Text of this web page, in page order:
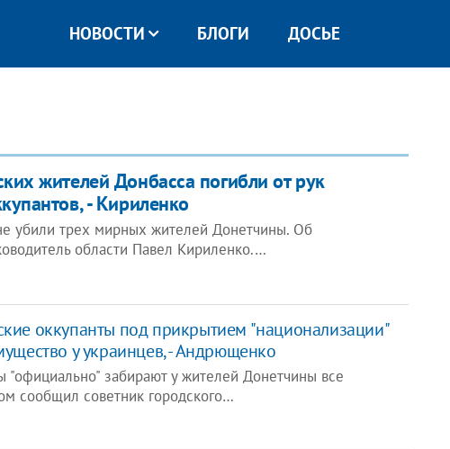
НОВОСТИ БЛОГИ ДОСЬЕ
жителей Донбасса погибли от рук
- Кириленко
убили трех мирных жителей Донетчины. Об
области Павел Кириленко.…
оккупанты под прикрытием "национализации"
у украинцев, - Андрющенко
забирают у жителей Донетчины все
сообщил советник городского…